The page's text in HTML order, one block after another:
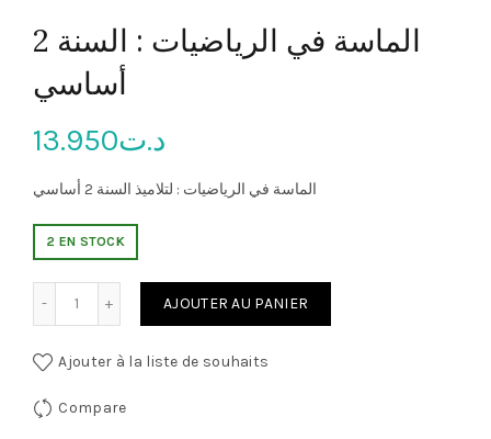
الماسة في الرياضيات : السنة 2
أساسي
د.ت13.950
الماسة في الرياضيات : لتلاميذ السنة 2 أساسي
2 EN STOCK
AJOUTER AU PANIER
Ajouter à la liste de souhaits
Compare